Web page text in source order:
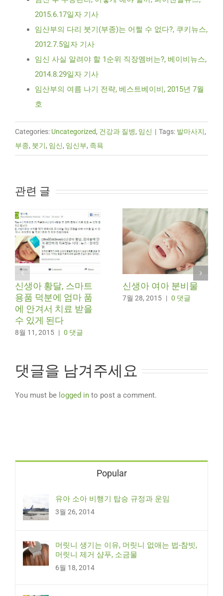
2015.6.17일자 기사
임산부의 다리 붓기(부종)는 어쩔 수 없다?, 쿠키뉴스,
2012.7.5일자 기사
임신 사실 알려야 할 1순위 직장멤버는?, 베이비뉴스,
2014.8.29일자 기사
임산부의 여름 나기 전략, 베스트베이비, 2015년 7월
호
Categories: Uncategorized, 건강과 질병, 임신 | Tags: 발마사지,
부종, 붓기, 임신, 임신부, 족욕
관련 글
신생아 황달, 스마트
용품 덕분에 엄마 품
에 안겨서 치료 받을
수 있게 된다
8월 11, 2015 | 0 댓글
신생아 여아 분비물
7월 28, 2015 | 0 댓글
댓글을 남겨주세요
You must be logged in to post a comment.
Popular
유아 소아 비행기 탑승 규정과 운임
3월 26, 2014
머릿니 생기는 이유, 머릿니 없애는 법-참빗,
머릿니 제거 샴푸, 소금물
6월 18, 2014